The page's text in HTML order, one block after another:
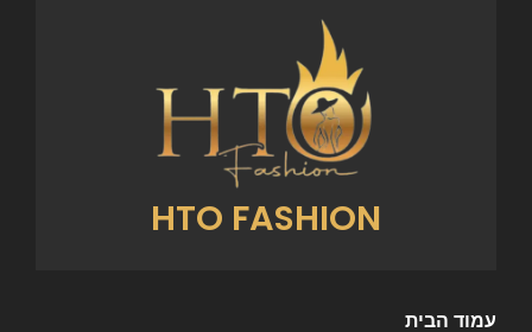
HTO FASHION
עמוד הבית